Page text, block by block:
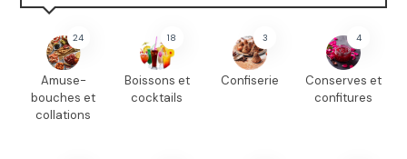
24
Amuse-
bouches et
collations
18
Boissons et
cocktails
3
Confiserie
4
Conserves et
confitures